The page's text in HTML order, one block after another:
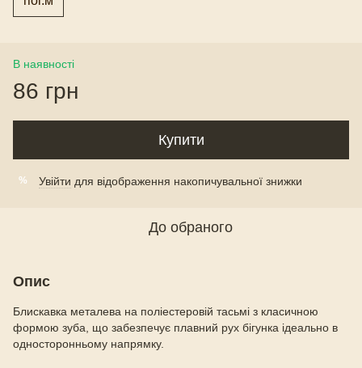
В наявності
86 грн
Купити
% Увійти для відображення накопичувальної знижки
До обраного
Опис
Блискавка металева на поліестеровій тасьмі з класичною
формою зуба, що забезпечує плавний рух бігунка ідеально в
односторонньому напрямку.